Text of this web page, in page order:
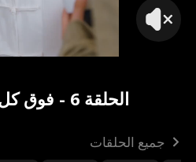
الحلقة 6 - فوق كل الحدود الفيلم كامل
جميع الحلقات